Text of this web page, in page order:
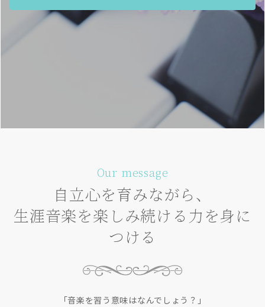
Our message
自立心を育みながら、
生涯音楽を楽しみ続ける力を身に
つける
「音楽を習う意味はなんでしょう？」